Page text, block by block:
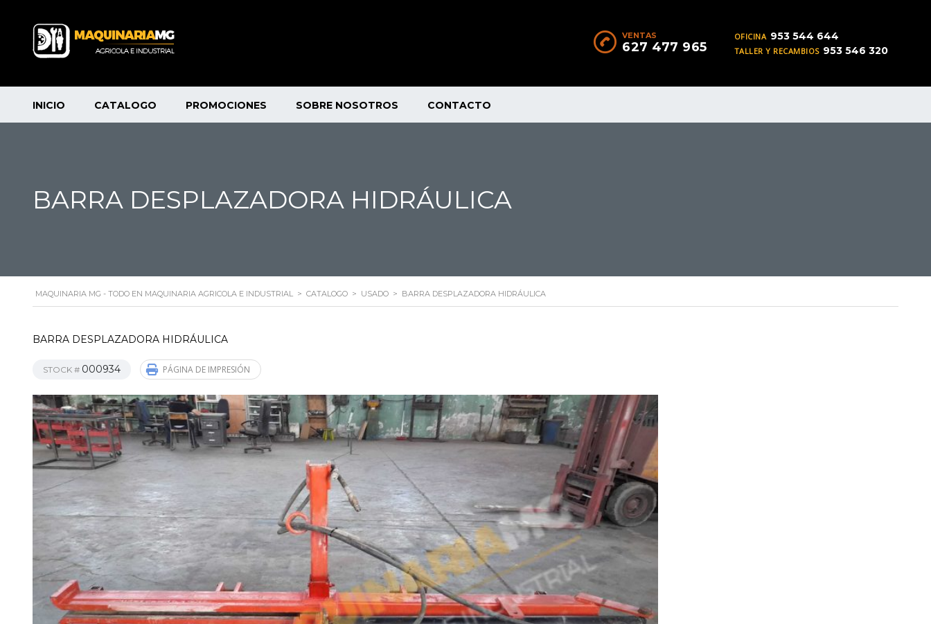
OFICINA 953 544 644
TALLER Y RECAMBIOS 953 546 320
VENTAS
627 477 965
INICIO CATALOGO PROMOCIONES SOBRE NOSOTROS CONTACTO
BARRA DESPLAZADORA HIDRÁULICA
MAQUINARIA MG - TODO EN MAQUINARIA AGRICOLA E INDUSTRIAL > CATALOGO > USADO > BARRA DESPLAZADORA HIDRÁULICA
BARRA DESPLAZADORA HIDRÁULICA
STOCK # 000934 PÁGINA DE IMPRESIÓN